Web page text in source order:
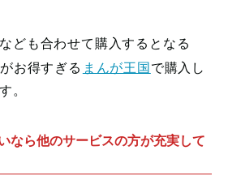
ども合わせて購入するとなる
お得すぎる まんが王国 で購入し
。
なら他のサービスの方が充実して